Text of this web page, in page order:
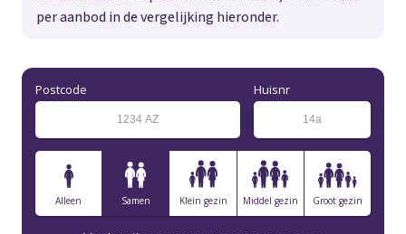
per aanbod in de vergelijking hieronder.